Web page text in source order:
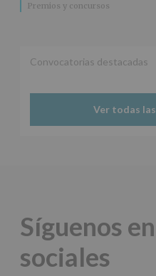
Premios y concursos
Convocatorias destacadas
Ver todas
Síguenos
sociales